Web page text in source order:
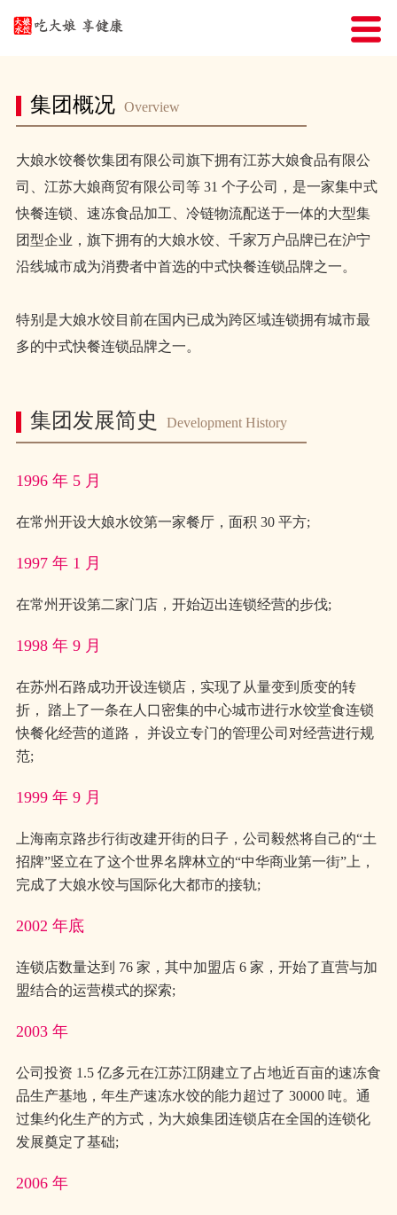
产品展示 关于我们
大娘商贸 加入我们 新闻资讯
集团概况 Overview
大娘水饺餐饮集团有限公司旗下拥有江苏大娘食品有限公
司、江苏大娘商贸有限公司等 31 个子公司，是一家集中式
快餐连锁、速冻食品加工、冷链物流配送于一体的大型集
团型企业，旗下拥有的大娘水饺、千家万户品牌已在沪宁
沿线城市成为消费者中首选的中式快餐连锁品牌之一。
特别是大娘水饺目前在国内已成为跨区域连锁拥有城市最
多的中式快餐连锁品牌之一。
集团发展简史 Development History
1996 年 5 月
在常州开设大娘水饺第一家餐厅，面积 30 平方;
1997 年 1 月
在常州开设第二家门店，开始迈出连锁经营的步伐;
1998 年 9 月
在苏州石路成功开设连锁店，实现了从量变到质变的转
折， 踏上了一条在人口密集的中心城市进行水饺堂食连锁
快餐化经营的道路， 并设立专门的管理公司对经营进行规
范;
1999 年 9 月
上海南京路步行街改建开街的日子，公司毅然将自己的“土
招牌”竖立在了这个世界名牌林立的“中华商业第一街”上，
完成了大娘水饺与国际化大都市的接轨;
2002 年底
连锁店数量达到 76 家，其中加盟店 6 家，开始了直营与加
盟结合的运营模式的探索;
2003 年
公司投资 1.5 亿多元在江苏江阴建立了占地近百亩的速冻食
品生产基地，年生产速冻水饺的能力超过了 30000 吨。通
过集约化生产的方式，为大娘集团连锁店在全国的连锁化
发展奠定了基础;
2006 年